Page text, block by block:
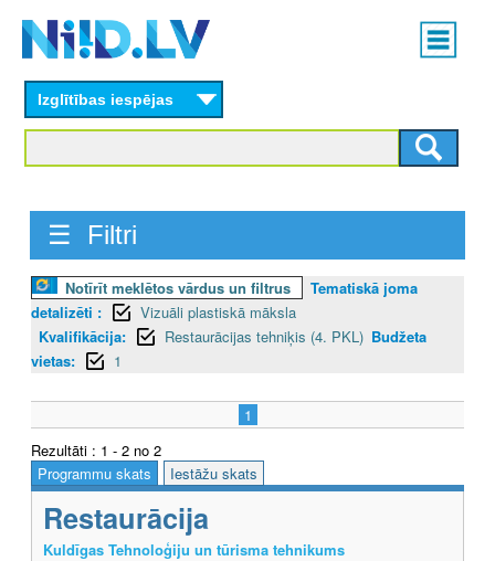
content
Main
menu
Izglītības iespējas
☰ Filtri
Notīrīt meklētos vārdus un filtrus
Tematiskā joma
detalizēti :
Vizuāli plastiskā māksla
Kvalifikācija:
Restaurācijas tehniķis (4. PKL) Budžeta
vietas:
1
1
Rezultāti : 1 - 2 no 2
Programmu skats
Iestāžu skats
Restaurācija
Kuldīgas Tehnoloģiju un tūrisma tehnikums